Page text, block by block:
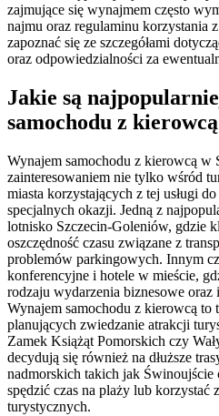
zajmujące się wynajmem często
najmu oraz regulaminu korzystania
zapoznać się ze szczegółami
oraz odpowiedzialności za
Jakie są
samochodu z
Wynajem samochodu z kierowcą w
zainteresowaniem nie tylko wśród
miasta korzystających z tej usługi
specjalnych okazji. Jedną z
lotnisko Szczecin-Goleniów, gdzie
oszczędność czasu związane z
problemów parkingowych. Innym
konferencyjne i hotele w mieście,
rodzaju wydarzenia biznesowe
Wynajem samochodu z kierowcą to
planujących zwiedzanie atrakcji
Zamek Książąt Pomorskich czy
decydują się również na dłuższe
nadmorskich takich jak
spędzić czas na plaży lub korzystać
turystycznych.